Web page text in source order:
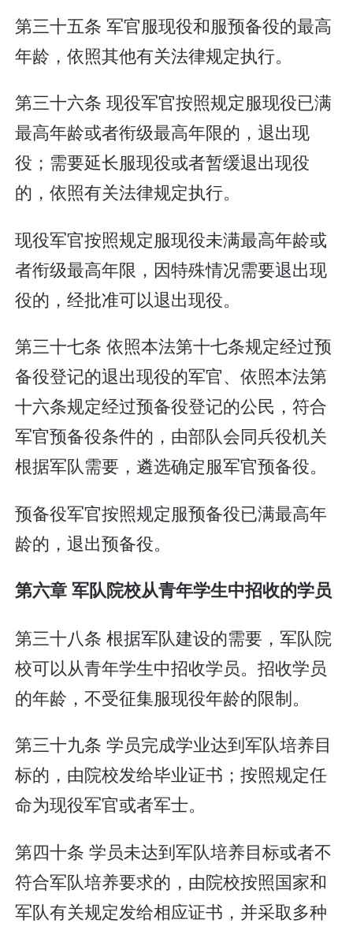
第三十五条 军官服现役和服预备役的最高
年龄，依照其他有关法律规定执行。
第三十六条 现役军官按照规定服现役已满
最高年龄或者衔级最高年限的，退出现
役；需要延长服现役或者暂缓退出现役
的，依照有关法律规定执行。
现役军官按照规定服现役未满最高年龄或
者衔级最高年限，因特殊情况需要退出现
役的，经批准可以退出现役。
第三十七条 依照本法第十七条规定经过预
备役登记的退出现役的军官、依照本法第
十六条规定经过预备役登记的公民，符合
军官预备役条件的，由部队会同兵役机关
根据军队需要，遴选确定服军官预备役。
预备役军官按照规定服预备役已满最高年
龄的，退出预备役。
第六章 军队院校从青年学生中招收的学员
第三十八条 根据军队建设的需要，军队院
校可以从青年学生中招收学员。招收学员
的年龄，不受征集服现役年龄的限制。
第三十九条 学员完成学业达到军队培养目
标的，由院校发给毕业证书；按照规定任
命为现役军官或者军士。
第四十条 学员未达到军队培养目标或者不
符合军队培养要求的，由院校按照国家和
军队有关规定发给相应证书，并采取多种